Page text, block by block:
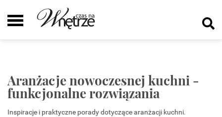
Aranżacje nowoczesnej kuchni -
funkcjonalne rozwiązania
Inspiracje i praktyczne porady dotyczące aranżacji kuchni.